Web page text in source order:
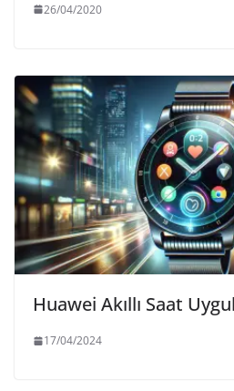
26/04/2020
Huawei Akıllı Saat
17/04/2024